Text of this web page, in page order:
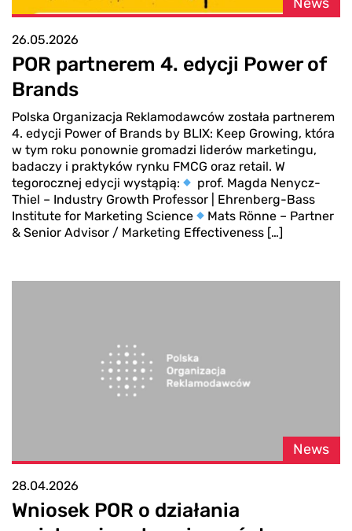
26.05.2026
POR partnerem 4. edycji Power of
Brands
Polska Organizacja Reklamodawców została partnerem
4. edycji Power of Brands by BLIX: Keep Growing, która
w tym roku ponownie gromadzi liderów marketingu,
badaczy i praktyków rynku FMCG oraz retail. W
tegorocznej edycji wystąpią:
prof. Magda Nenycz-
Thiel – Industry Growth Professor | Ehrenberg-Bass
Institute for Marketing Science
Mats Rönne – Partner
& Senior Advisor / Marketing Effectiveness […]
News
28.04.2026
Wniosek POR o działania